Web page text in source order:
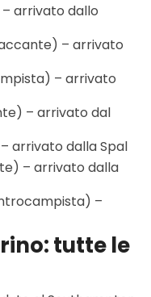
arrivato dallo
– arrivato
– arrivato
– arrivato dal
arrivato dalla Spal
– arrivato dalla
–
tutte le